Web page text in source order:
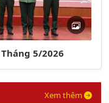
5/2026
Xem thêm